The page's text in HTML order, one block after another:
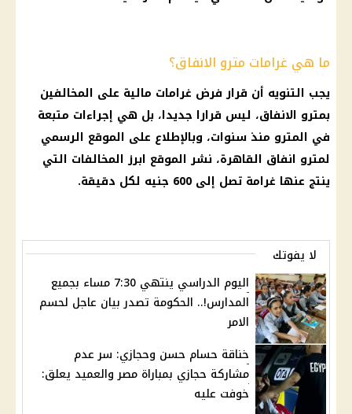
ما هي غرامات مترو الانفاق؟
يجب التنويه أن قرارفرض غرامات مالية على المخالفين
بمترو الانفاق، ليس قرارا جديدا، بل هي إجراءات متبعة
في المترو منذ سنوات، وبالإطلاع على الموقع الرسمي
لمترو انفاق القاهرة، نشر الموقع ابرز المخالفات التي
ينتج عنها غرامة تصل إلى 600 جنيه لكل دقيقة.
لا يفوتك
اليوم الدراسي ينتهي 7:30 مساء بجميع
المدارس!.. الحكومة تصدر بيان عاجل لحسم
الامر
خناقة حسام حسن وحجازي: سر عدم
مشاركة حجازي بمباراة مصر والعميد يعلق:
خوفت عليه